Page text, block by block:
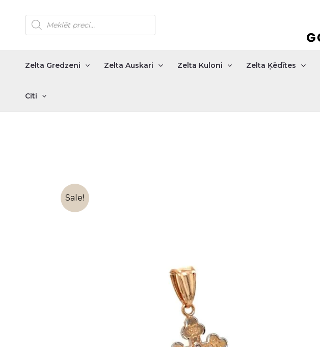
content
Products
search
Zelta Gredzeni Zelta Auskari Zelta Kuloni Zelta Ķēdītes
Citi
Sale!